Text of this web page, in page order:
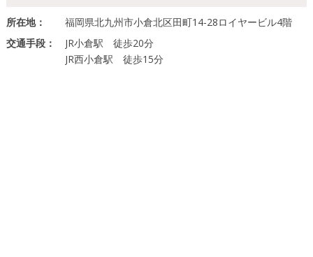
所在地：
福岡県北九州市小倉北区田町14-28ロイヤービル4階
交通手段：
JR小倉駅 徒歩20分
JR西小倉駅 徒歩15分